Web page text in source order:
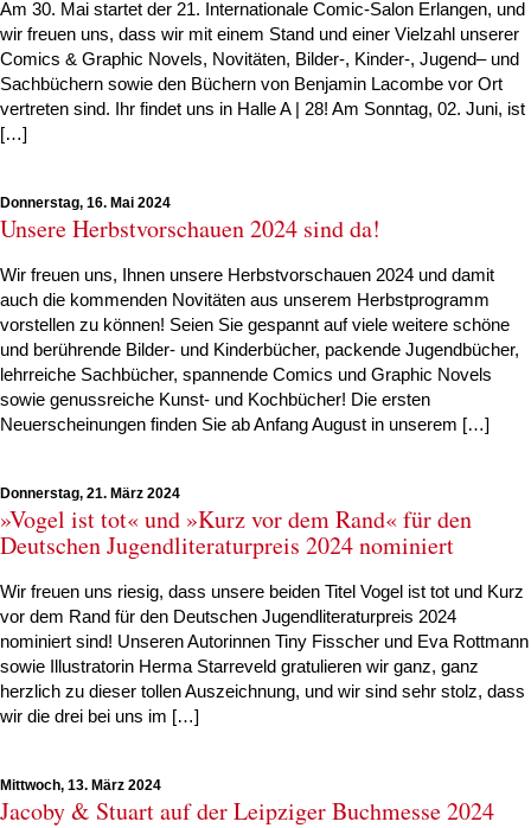
Am 30. Mai startet der 21. Internationale Comic-Salon Erlangen, und
wir freuen uns, dass wir mit einem Stand und einer Vielzahl unserer
Comics & Graphic Novels, Novitäten, Bilder-, Kinder-, Jugend– und
Sachbüchern sowie den Büchern von Benjamin Lacombe vor Ort
vertreten sind. Ihr findet uns in Halle A | 28! Am Sonntag, 02. Juni, ist
[…]
Donnerstag, 16. Mai 2024
Unsere Herbstvorschauen 2024 sind da!
Wir freuen uns, Ihnen unsere Herbstvorschauen 2024 und damit
auch die kommenden Novitäten aus unserem Herbstprogramm
vorstellen zu können! Seien Sie gespannt auf viele weitere schöne
und berührende Bilder- und Kinderbücher, packende Jugendbücher,
lehrreiche Sachbücher, spannende Comics und Graphic Novels
sowie genussreiche Kunst- und Kochbücher! Die ersten
Neuerscheinungen finden Sie ab Anfang August in unserem […]
Donnerstag, 21. März 2024
»Vogel ist tot« und »Kurz vor dem Rand« für den
Deutschen Jugendliteraturpreis 2024 nominiert
Wir freuen uns riesig, dass unsere beiden Titel Vogel ist tot und Kurz
vor dem Rand für den Deutschen Jugendliteraturpreis 2024
nominiert sind! Unseren Autorinnen Tiny Fisscher und Eva Rottmann
sowie Illustratorin Herma Starreveld gratulieren wir ganz, ganz
herzlich zu dieser tollen Auszeichnung, und wir sind sehr stolz, dass
wir die drei bei uns im […]
Mittwoch, 13. März 2024
Jacoby & Stuart auf der Leipziger Buchmesse 2024